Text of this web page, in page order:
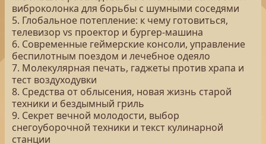
виброколонка для борьбы с шумными соседями
5. Глобальное потепление: к чему готовиться,
телевизор vs проектор и бургер-машина
6. Современные геймерские консоли, управление
беспилотным поездом и лечебное одеяло
7. Молекулярная печать, гаджеты против храпа и
тест воздуходувки
8. Средства от облысения, новая жизнь старой
техники и бездымный гриль
9. Секрет вечной молодости, выбор
снегоуборочной техники и текст кулинарной
станции